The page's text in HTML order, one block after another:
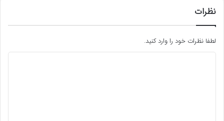
نظرات
لطفا نظرات خود را وارد کنید.